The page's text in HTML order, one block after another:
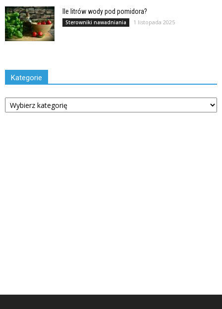
Ile litrów wody pod pomidora?
Sterowniki nawadniania 1 listopada 2025
Kategorie
Kategorie